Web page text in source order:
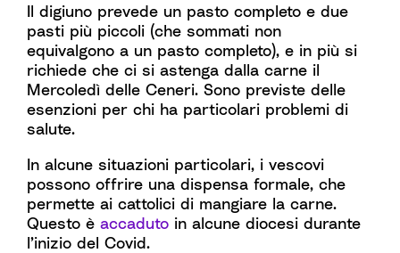
Il digiuno prevede un pasto completo e due
pasti più piccoli (che sommati non
equivalgono a un pasto completo), e in più si
richiede che ci si astenga dalla carne il
Mercoledì delle Ceneri. Sono previste delle
esenzioni per chi ha particolari problemi di
salute.
In alcune situazioni particolari, i vescovi
possono offrire una dispensa formale, che
permette ai cattolici di mangiare la carne.
Questo è accaduto in alcune diocesi durante
l’inizio del Covid.